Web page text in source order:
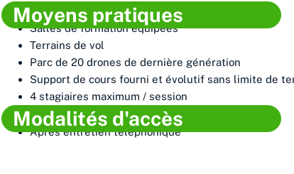
Moyens pratiques​
Salles de formation équipées
Terrains de vol
Parc de 20 drones de dernière génération
Support de cours fourni et évolutif sans limite de
4 stagiaires maximum / session
Modalités d'accès
Après entretien téléphonique